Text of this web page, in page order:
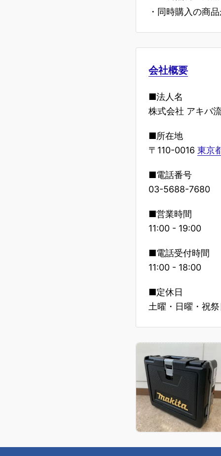
・同時購入の商
会社概要
■法人名
株式会社 アキバ
■所在地
〒110-0016 東京
■電話番号
03-5688-7680
■営業時間
11:00 - 19:00
■電話受付時間
11:00 - 18:00
■定休日
土曜・日曜・祝